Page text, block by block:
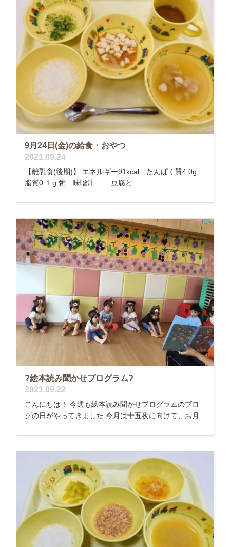
9月24日(金)の給食・おやつ
2021.09.24
【離乳食(後期)】 エネルギー91kcal たんぱく質4.0g
脂質0.１g 粥 味噌汁 豆腐と...
?絵本読み聞かせプログラム?
2021.09.22
こんにちは！ 今週も絵本読み聞かせプログラムのブロ
グの日がやってきました 今月は十五夜に向けて、お月...